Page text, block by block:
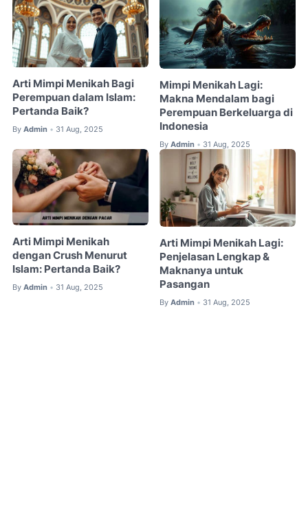
Arti Mimpi Menikah Bagi
Perempuan dalam Islam:
Pertanda Baik?
By Admin • 31 Aug, 2025
Mimpi Menikah Lagi:
Makna Mendalam bagi
Perempuan Berkeluarga di
Indonesia
By Admin • 31 Aug, 2025
Arti Mimpi Menikah
dengan Crush Menurut
Islam: Pertanda Baik?
By Admin • 31 Aug, 2025
Arti Mimpi Menikah Lagi:
Penjelasan Lengkap &
Maknanya untuk
Pasangan
By Admin • 31 Aug, 2025